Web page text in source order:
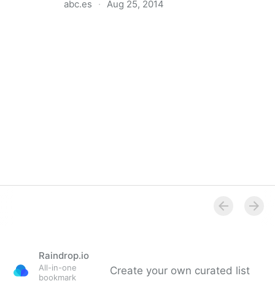
abc.es · Aug 25, 2014
Raindrop.io
All-in-one
bookmark
Create your own curated list